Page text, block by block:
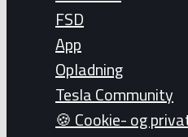
FSD
App
Opladning
Tesla Community
🍪 Cookie- og